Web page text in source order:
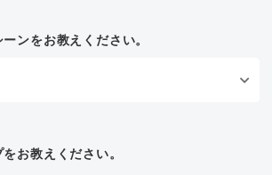
ンをお教えください。
お教えください。